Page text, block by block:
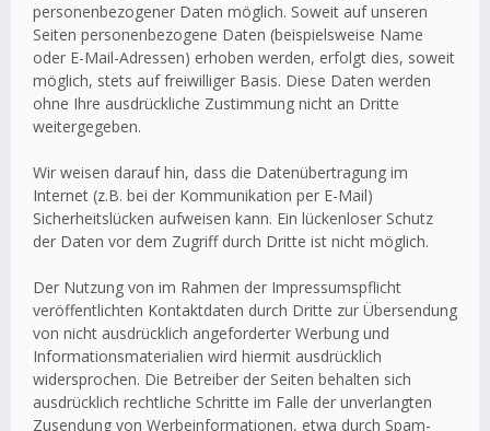
personenbezogener Daten möglich. Soweit auf unseren
Seiten personenbezogene Daten (beispielsweise Name
oder E-Mail-Adressen) erhoben werden, erfolgt dies, soweit
möglich, stets auf freiwilliger Basis. Diese Daten werden
ohne Ihre ausdrückliche Zustimmung nicht an Dritte
weitergegeben.
Wir weisen darauf hin, dass die Datenübertragung im
Internet (z.B. bei der Kommunikation per E-Mail)
Sicherheitslücken aufweisen kann. Ein lückenloser Schutz
der Daten vor dem Zugriff durch Dritte ist nicht möglich.
Der Nutzung von im Rahmen der Impressumspflicht
veröffentlichten Kontaktdaten durch Dritte zur Übersendung
von nicht ausdrücklich angeforderter Werbung und
Informationsmaterialien wird hiermit ausdrücklich
widersprochen. Die Betreiber der Seiten behalten sich
ausdrücklich rechtliche Schritte im Falle der unverlangten
Zusendung von Werbeinformationen, etwa durch Spam-